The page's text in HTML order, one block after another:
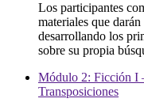
Los participantes
materiales que
desarrollando los
sobre su propia
Módulo 2: Ficción I
Transposiciones